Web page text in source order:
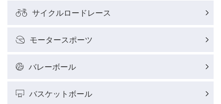
サイクルロードレースレポート
フィギュアスケートレポート
バスケットボールレポート
サイクルロードレース
モータースポーツ
バレーボール
バスケットボール